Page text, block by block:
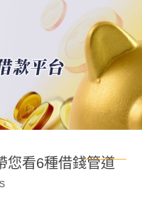
您看6種借錢管道